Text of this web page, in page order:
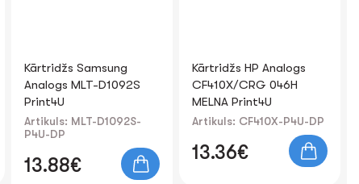
Kārtridžs HP Analogs
CF410X/CRG 046H
MELNA Print4U
Artikuls: CF410X-P4U-DP
13.36€
Kārtridžs Samsung
Analogs MLT-D116L
Print4U
Artikuls: MLT-D116L-P4U-
10.77€